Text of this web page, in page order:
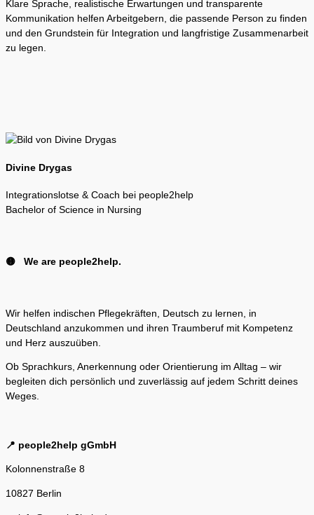
Klare Sprache, realistische Erwartungen und transparente
Kommunikation helfen Arbeitgebern, die passende Person zu finden
und den Grundstein für Integration und langfristige Zusammenarbeit
zu legen.
Divine Drygas
Integrationslotse & Coach bei people2help
Bachelor of Science in Nursing
🟡 We are people2help.
Wir helfen indischen Pflegekräften, Deutsch zu lernen, in
Deutschland anzukommen und ihren Traumberuf mit Kompetenz
und Herz auszuüben.
Ob Sprachkurs, Anerkennung oder Orientierung im Alltag – wir
begleiten dich persönlich und zuverlässig auf jedem Schritt deines
Weges.
📍 people2help gGmbH
Kolonnenstraße 8
10827 Berlin